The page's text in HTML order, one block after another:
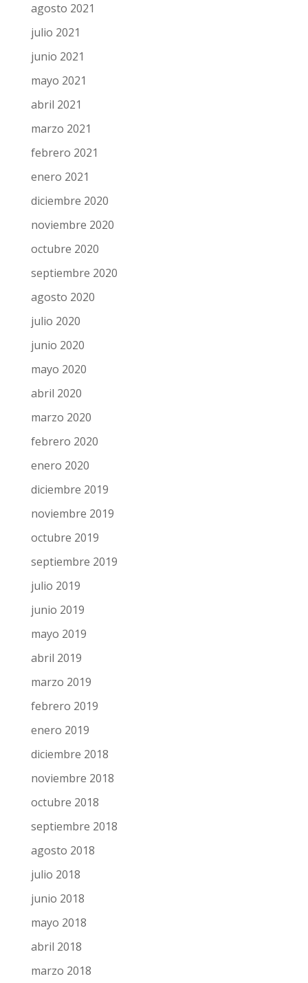
octubre 2021
septiembre 2021
agosto 2021
julio 2021
junio 2021
mayo 2021
abril 2021
marzo 2021
febrero 2021
enero 2021
diciembre 2020
noviembre 2020
octubre 2020
septiembre 2020
agosto 2020
julio 2020
junio 2020
mayo 2020
abril 2020
marzo 2020
febrero 2020
enero 2020
diciembre 2019
noviembre 2019
octubre 2019
septiembre 2019
julio 2019
junio 2019
mayo 2019
abril 2019
marzo 2019
febrero 2019
enero 2019
diciembre 2018
noviembre 2018
octubre 2018
septiembre 2018
agosto 2018
julio 2018
junio 2018
mayo 2018